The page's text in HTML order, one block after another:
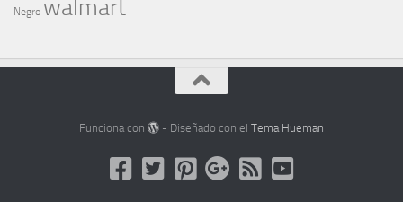
Negro walmart
Funciona con - Diseñado con elTema Hueman